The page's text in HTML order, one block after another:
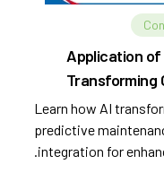
Application of
Transforming
Learn how AI
predictive
integration for